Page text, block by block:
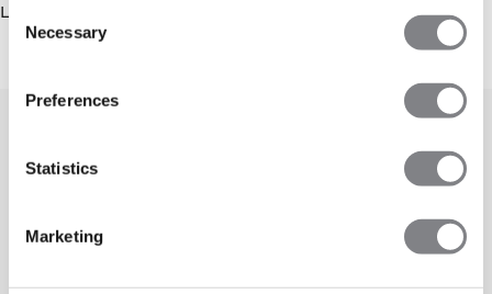
Selection
Necessary
Preferences
Statistics
Marketing
Liknande produkter